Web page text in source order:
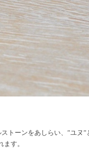
トーンをあしらい、”ユヌ”
す。